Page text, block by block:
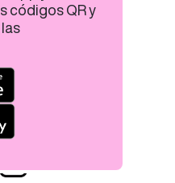
códigos QR y